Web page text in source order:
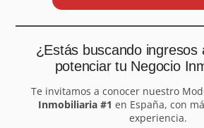
¿Estás buscando ingresos
potenciar tu Negocio
Te invitamos a conocer nuestro
Inmobiliaria #1 en España, con
experiencia.